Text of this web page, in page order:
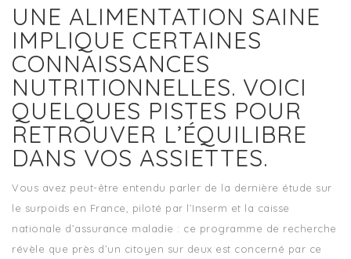
UNE ALIMENTATION SAINE
IMPLIQUE CERTAINES
CONNAISSANCES
NUTRITIONNELLES. VOICI
QUELQUES PISTES POUR
RETROUVER L’ÉQUILIBRE
DANS VOS ASSIETTES.
Vous avez peut-être entendu parler de la dernière étude sur
le surpoids en France, piloté par l’Inserm et la caisse
nationale d’assurance maladie : ce programme de recherche
révèle que près d’un citoyen sur deux est concerné par ce